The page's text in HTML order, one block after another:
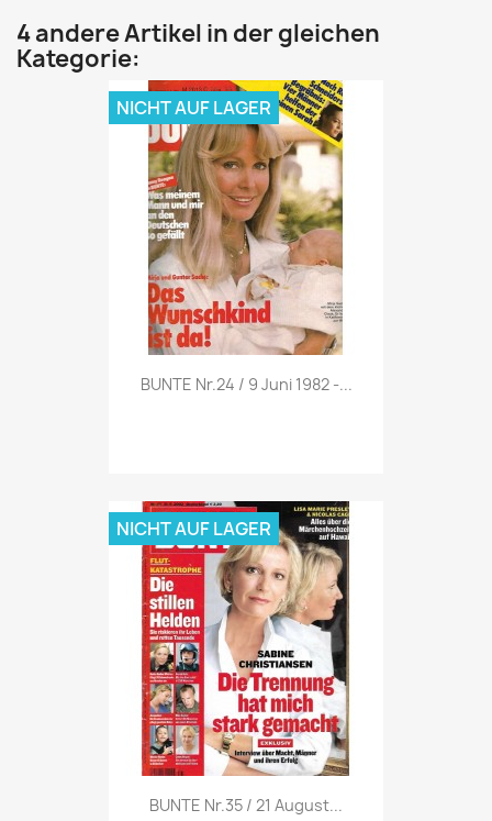
4 andere Artikel in der gleichen
Kategorie:
Vorschau
BUNTE Nr.24 / 9 Juni 1982 -...
NICHT AUF LAGER
Vorschau
BUNTE Nr.35 / 21 August...
NICHT AUF LAGER